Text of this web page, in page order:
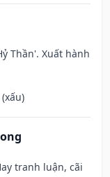
Thần'. Xuất hành
tranh luận, cãi